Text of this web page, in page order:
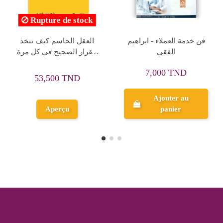
de stock
فن ادارة الوقت
كارينجي
العاب ذهنية للكبار - جاريث
Ajouter au
panier
: